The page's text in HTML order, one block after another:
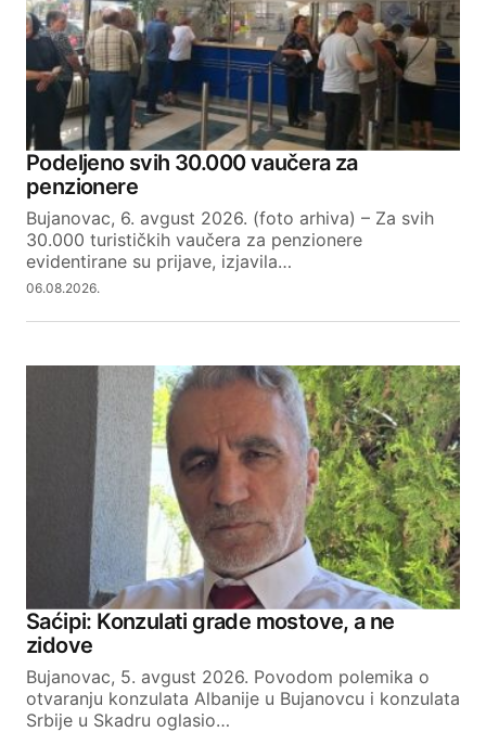
Podeljeno svih 30.000 vaučera za
penzionere
Bujanovac, 6. avgust 2026. (foto arhiva) – Za svih
30.000 turističkih vaučera za penzionere
evidentirane su prijave, izjavila…
06.08.2026.
Saćipi: Konzulati grade mostove, a ne
zidove
Bujanovac, 5. avgust 2026. Povodom polemika o
otvaranju konzulata Albanije u Bujanovcu i konzulata
Srbije u Skadru oglasio…